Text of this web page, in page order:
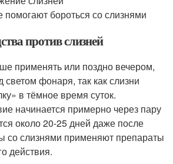
бороться со слизнями
против слизней
применять или поздно вечером,
фонаря, так как слизни
в тёмное время суток.
начинается примерно через пару
около 20-25 дней даже после
со слизнями применяют препараты
действия.